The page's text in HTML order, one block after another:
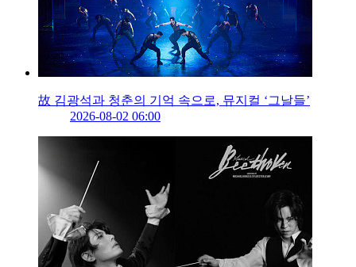
故 김광석과 청춘의 기억 속으로, 뮤지컬 ‘그날들’
2026-08-02 06:00